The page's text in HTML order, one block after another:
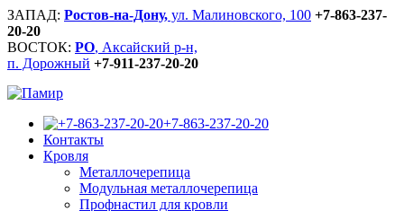
ЗАПАД: Ростов-на-Дону, ул. Малиновского, 100 +7-863-237-
20-20
ВОСТОК: РО, Аксайский р-н,
п. Дорожный +7-911-237-20-20
+7-863-237-20-20
Контакты
Кровля
Металлочерепица
Модульная металлочерепица
Профнастил для кровли